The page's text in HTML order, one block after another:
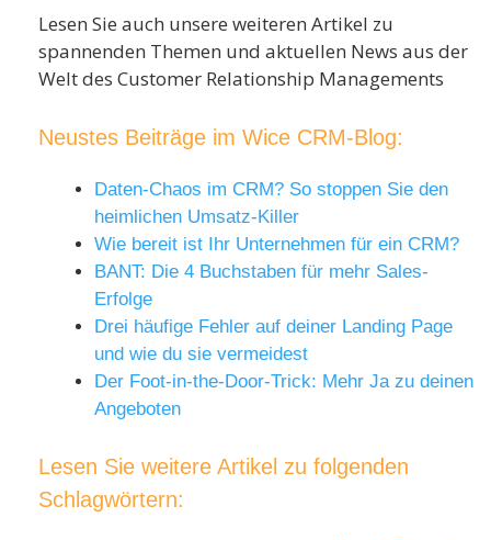
Lesen Sie auch unsere weiteren Artikel zu
spannenden Themen und aktuellen News aus der
Welt des Customer Relationship Managements
Neustes Beiträge im Wice CRM-Blog:
Daten-Chaos im CRM? So stoppen Sie den
heimlichen Umsatz-Killer
Wie bereit ist Ihr Unternehmen für ein CRM?
BANT: Die 4 Buchstaben für mehr Sales-
Erfolge
Drei häufige Fehler auf deiner Landing Page
und wie du sie vermeidest
Der Foot-in-the-Door-Trick: Mehr Ja zu deinen
Angeboten
Lesen Sie weitere Artikel zu folgenden
Schlagwörtern: